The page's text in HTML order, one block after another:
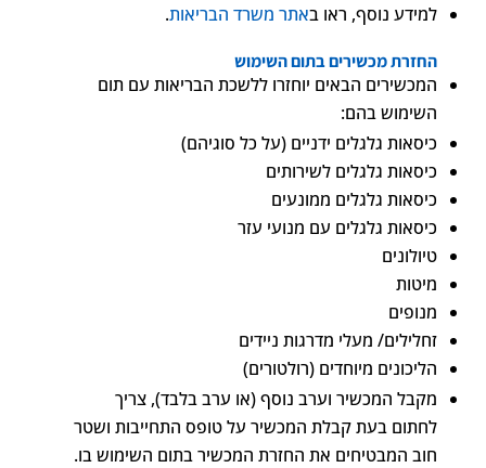
למידע נוסף, ראו באתר משרד הבריאות.
החזרת מכשירים בתום השימוש
המכשירים הבאים יוחזרו ללשכת הבריאות עם תום
השימוש בהם:
כיסאות גלגלים ידניים (על כל סוגיהם)
כיסאות גלגלים לשירותים
כיסאות גלגלים ממונעים
כיסאות גלגלים עם מנועי עזר
טיולונים
מיטות
מנופים
זחלילים/ מעלי מדרגות ניידים
הליכונים מיוחדים (רולטורים)
מקבל המכשיר וערב נוסף (או ערב בלבד), צריך
לחתום בעת קבלת המכשיר על טופס התחייבות ושטר
חוב המבטיחים את החזרת המכשיר בתום השימוש בו.